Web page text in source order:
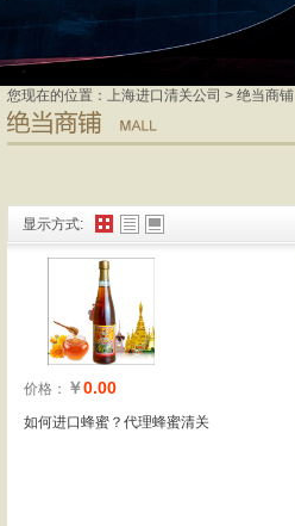
您现在的位置： 上海进口清关公司 > 绝当商铺
显示方式:
价格： ￥0.00
如何进口蜂蜜？代理蜂蜜清关